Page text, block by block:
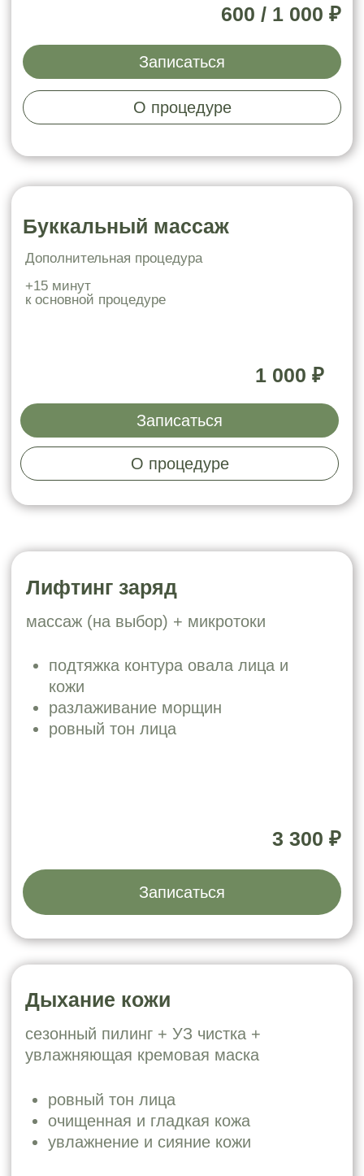
Мгновенное преображение
5 300 ₽
мгновенное осветление кожи
разглаживание мелких морщинок
Записаться
массаж (на выбор) +
карбокситерапия +
альгинатная маска